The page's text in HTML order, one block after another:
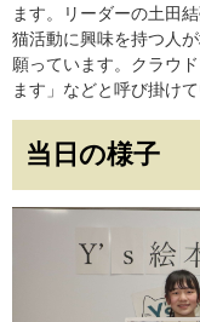
ます。リーダーの土田
猫活動に興味を持つ人
願っています。クラウ
ます」などと呼び掛けて
当日の様子